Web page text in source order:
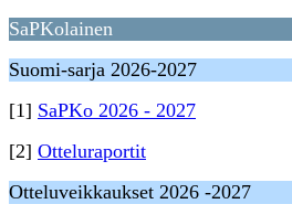
SaPKolainen
Suomi-sarja 2026-2027
[1] SaPKo 2026 - 2027
[2] Otteluraportit
Otteluveikkaukset 2026 -2027